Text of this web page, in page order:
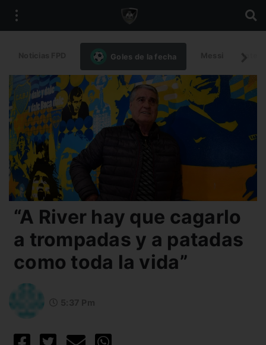
Goles de la fecha
“A River hay que cagarlo
a trompadas y a patadas
como toda la vida”